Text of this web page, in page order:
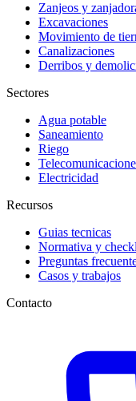
Zanjeos y
Excavaciones
Movimiento de
Canalizaciones
Derribos y
Sectores
Agua potable
Saneamiento
Riego
Electricidad
Recursos
Guias tecnicas
Normativa y
Preguntas
Casos y trabajos
Contacto